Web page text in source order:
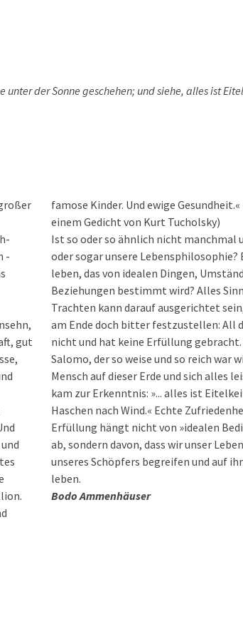
unter der Sonne geschehen; und siehe, alles ist
-
gut
famose Kinder. Und ewige Gesundheit.«
einem Gedicht von Kurt Tucholsky)
Ist so oder so ähnlich nicht manchmal
oder sogar unsere Lebensphilosophie?
leben, das von idealen Dingen,
Beziehungen bestimmt wird? Alles
Trachten kann darauf ausgerichtet
am Ende doch bitter festzustellen: All
nicht und hat keine Erfüllung
Salomo, der so weise und so reich war
Mensch auf dieser Erde und sich alles
kam zur Erkenntnis: »... alles ist
Haschen nach Wind.« Echte
Erfüllung hängt nicht von »idealen
ab, sondern davon, dass wir unser
unseres Schöpfers begreifen und auf
leben.
Bodo Ammenhäuser